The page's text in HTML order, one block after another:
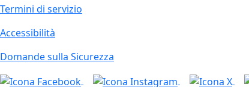
Termini di servizio
Accessibilità
Domande sulla Sicurezza